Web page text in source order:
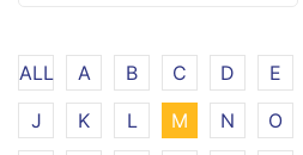
ALL A B C D E
J
K L M N O